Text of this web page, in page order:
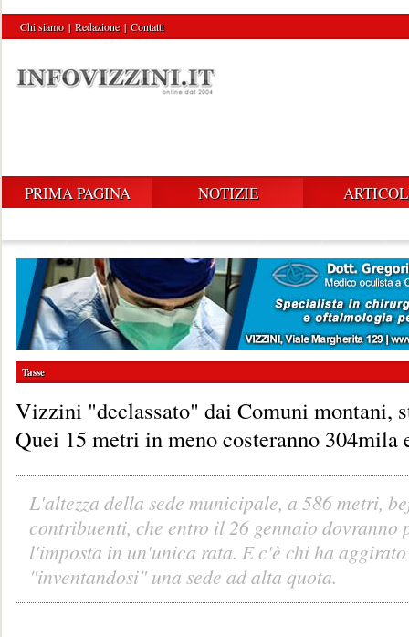
Chi siamo | Redazione | Contatti
PRIMA PAGINA NOTIZIE
Tasse
Vizzini "declassato" dai Comuni montani,
Quei 15 metri in meno costeranno 304mila
L'altezza della sede municipale, a 586 metri,
contribuenti, che entro il 26 gennaio dovranno
l'imposta in un'unica rata. E c'è chi ha
"inventandosi" una sede ad alta quota.